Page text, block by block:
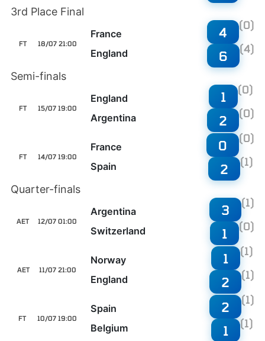
3rd Place Final
18/07 21:00
FT
France
England
4 (0)
6 (4)
Semi-finals
15/07 19:00
FT
England
Argentina
1 (0)
2 (0)
14/07 19:00
FT
France
Spain
0 (0)
2 (1)
Quarter-finals
12/07 01:00
AET
Argentina
Switzerland
3 (1)
1 (0)
11/07 21:00
AET
Norway
England
1 (1)
2 (1)
10/07 19:00
FT
Spain
Belgium
2 (1)
1 (1)